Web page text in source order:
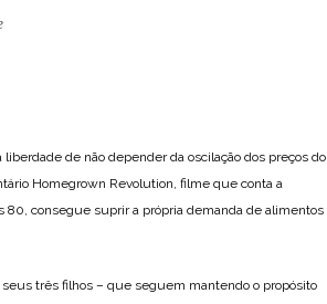
de não depender da oscilação dos preços do
Homegrown Revolution, filme que conta a
consegue suprir a própria demanda de alimentos
três filhos – que seguem mantendo o propósito